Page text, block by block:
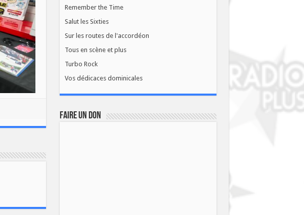
Remember the Time
Salut les Sixties
Sur les routes de l'accordéon
Tous en scène et plus
Turbo Rock
Vos dédicaces dominicales
FAIRE UN DON